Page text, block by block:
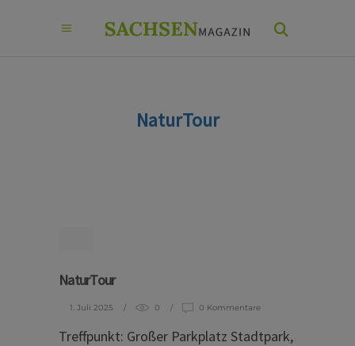
NaturTour
NaturTour
1. Juli 2025 0 0 Kommentare
Treffpunkt: Großer Parkplatz Stadtpark,